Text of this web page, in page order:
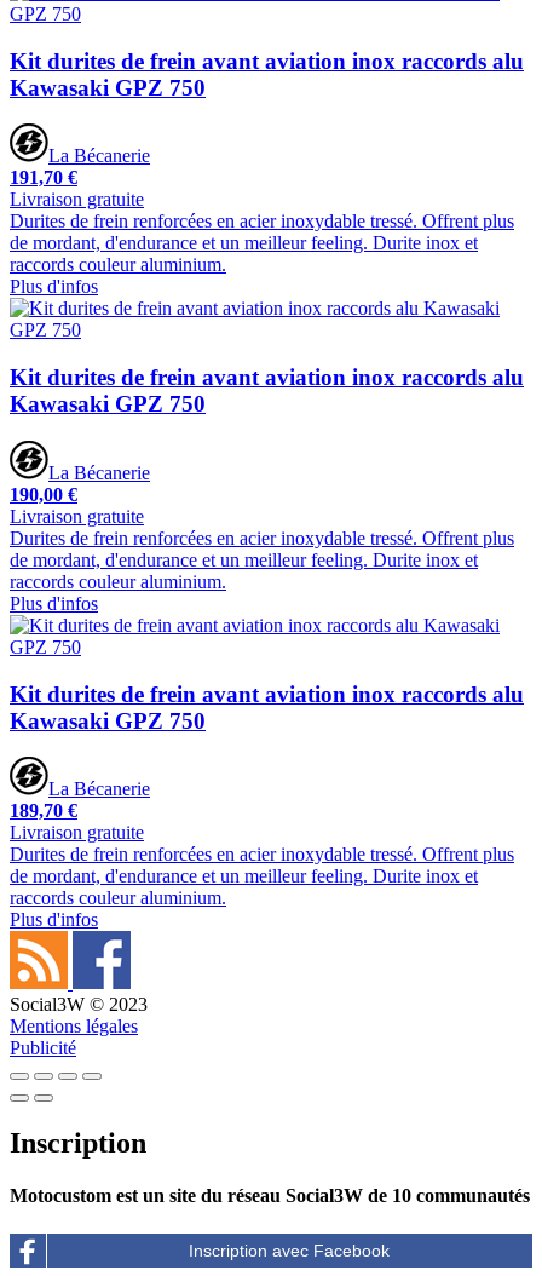
Kit durites de frein avant aviation inox raccords alu
Kawasaki GPZ 750
La Bécanerie
191,70 €
Livraison gratuite
Durites de frein renforcées en acier inoxydable tressé. Offrent plus
de mordant, d'endurance et un meilleur feeling. Durite inox et
raccords couleur aluminium.
Plus d'infos
Kit durites de frein avant aviation inox raccords alu
Kawasaki GPZ 750
La Bécanerie
190,00 €
Livraison gratuite
Durites de frein renforcées en acier inoxydable tressé. Offrent plus
de mordant, d'endurance et un meilleur feeling. Durite inox et
raccords couleur aluminium.
Plus d'infos
Kit durites de frein avant aviation inox raccords alu
Kawasaki GPZ 750
La Bécanerie
189,70 €
Livraison gratuite
Durites de frein renforcées en acier inoxydable tressé. Offrent plus
de mordant, d'endurance et un meilleur feeling. Durite inox et
raccords couleur aluminium.
Plus d'infos
Social3W © 2023
Mentions légales
Publicité
Inscription
Motocustom est un site du réseau Social3W de 10 communautés